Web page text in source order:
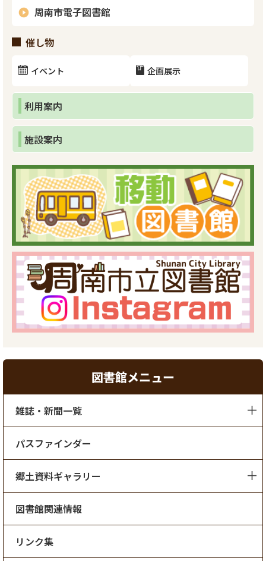
周南市電子図書館
催し物
イベント 企画展示
利用案内
施設案内
図書館メニュー
雑誌・新聞一覧
パスファインダー
郷土資料ギャラリー
図書館関連情報
リンク集